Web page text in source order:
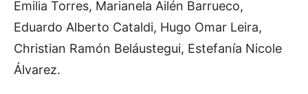
Emilia Torres, Marianela Ailén Barrueco,
Eduardo Alberto Cataldi, Hugo Omar Leira,
Christian Ramón Beláustegui, Estefanía Nicole
Álvarez.